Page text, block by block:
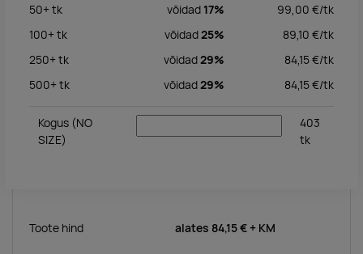
50+tk võidad 17% 99,00 €/tk
100+tk võidad25% 89,10 €/tk
250+tk võidad29% 84,15€/tk
500+tk võidad29% 84,15€/tk
Kogus(NO
SIZE)
403
tk
Toote hind alates 84,15 € + KM